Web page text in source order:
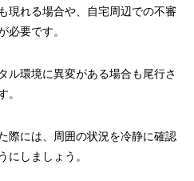
現れる場合や、自宅周辺での不審
必要です。
ル環境に異変がある場合も尾行さ
。
際には、周囲の状況を冷静に確認
にしましょう。